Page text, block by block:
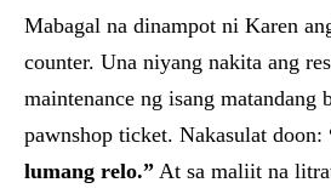
Mabagal na dinampot ni Karen
counter. Una niyang nakita ang
maintenance ng isang matandang
pawnshop ticket. Nakasulat doon:
lumang relo.” At sa maliit na